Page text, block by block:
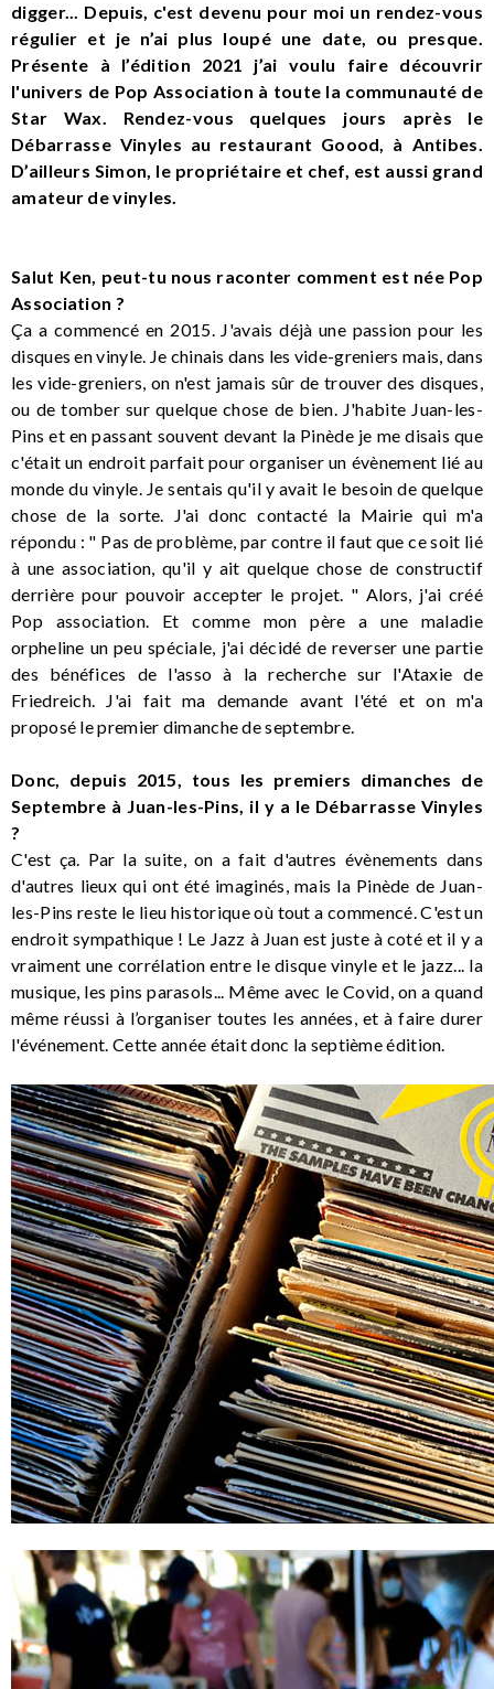
digger... Depuis, c'est devenu pour moi un rendez-vous
régulier et je n’ai plus loupé une date, ou presque.
Présente à l’édition 2021 j’ai voulu faire découvrir
l'univers de Pop Association à toute la communauté de
Star Wax. Rendez-vous quelques jours après le
Débarrasse Vinyles au restaurant Goood, à Antibes.
D’ailleurs Simon, le propriétaire et chef, est aussi grand
amateur de vinyles.
Salut Ken, peut-tu nous raconter comment est née Pop
Association ?
Ça a commencé en 2015. J'avais déjà une passion pour les
disques en vinyle. Je chinais dans les vide-greniers mais, dans
les vide-greniers, on n'est jamais sûr de trouver des disques,
ou de tomber sur quelque chose de bien. J'habite Juan-les-
Pins et en passant souvent devant la Pinède je me disais que
c'était un endroit parfait pour organiser un évènement lié au
monde du vinyle. Je sentais qu'il y avait le besoin de quelque
chose de la sorte. J'ai donc contacté la Mairie qui m'a
répondu : " Pas de problème, par contre il faut que ce soit lié
à une association, qu'il y ait quelque chose de constructif
derrière pour pouvoir accepter le projet. " Alors, j'ai créé
Pop association. Et comme mon père a une maladie
orpheline un peu spéciale, j'ai décidé de reverser une partie
des bénéfices de l'asso à la recherche sur l'Ataxie de
Friedreich. J'ai fait ma demande avant l'été et on m'a
proposé le premier dimanche de septembre.
Donc, depuis 2015, tous les premiers dimanches de
Septembre à Juan-les-Pins, il y a le Débarrasse Vinyles
?
C'est ça. Par la suite, on a fait d'autres évènements dans
d'autres lieux qui ont été imaginés, mais la Pinède de Juan-
les-Pins reste le lieu historique où tout a commencé. C'est un
endroit sympathique ! Le Jazz à Juan est juste à coté et il y a
vraiment une corrélation entre le disque vinyle et le jazz... la
musique, les pins parasols... Même avec le Covid, on a quand
même réussi à l’organiser toutes les années, et à faire durer
l'événement. Cette année était donc la septième édition.